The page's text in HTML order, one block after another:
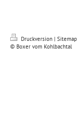
Druckversion | Sitemap
© Boxer vom Kohlbachtal